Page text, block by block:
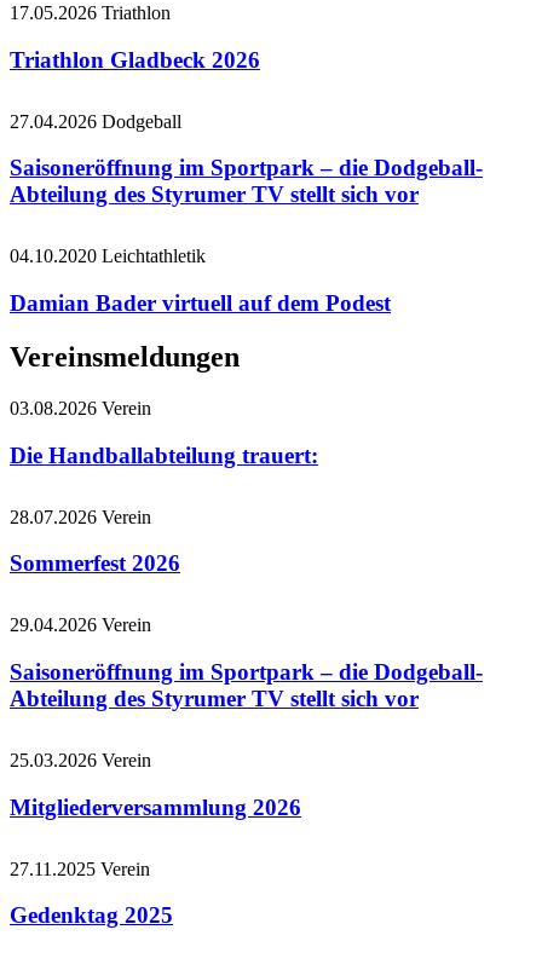
17.05.2026 Triathlon
Triathlon Gladbeck 2026
27.04.2026 Dodgeball
Saisoneröffnung im Sportpark – die Dodgeball-
Abteilung des Styrumer TV stellt sich vor
04.10.2020 Leichtathletik
Damian Bader virtuell auf dem Podest
Vereinsmeldungen
03.08.2026 Verein
Die Handballabteilung trauert:
28.07.2026 Verein
Sommerfest 2026
29.04.2026 Verein
Saisoneröffnung im Sportpark – die Dodgeball-
Abteilung des Styrumer TV stellt sich vor
25.03.2026 Verein
Mitgliederversammlung 2026
27.11.2025 Verein
Gedenktag 2025